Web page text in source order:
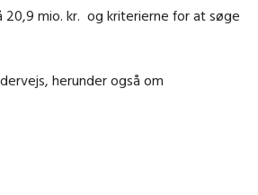
mio. kr. og kriterierne for at søge
herunder også om